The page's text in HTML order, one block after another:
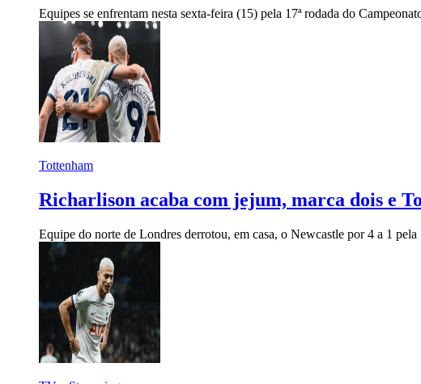
Equipes se enfrentam nesta sexta-feira (15) pela 17ª rodada do
Tottenham
Richarlison acaba com jejum, marca dois e
Equipe do norte de Londres derrotou, em casa, o Newcastle por 4 a 1